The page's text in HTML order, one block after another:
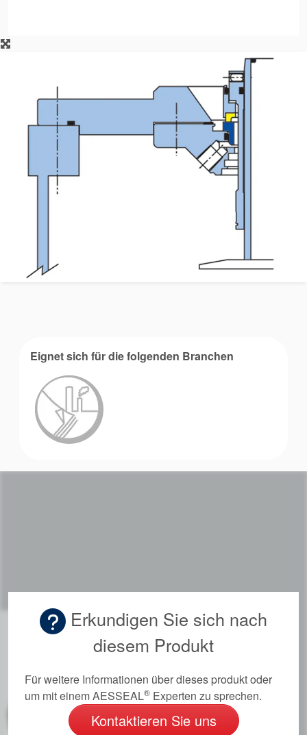
Produktbroschüren
Video
Eignet sich für die folgenden Branchen
Erkundigen Sie sich nach
diesem Produkt
Für weitere Informationen über dieses produkt oder
um mit einem AESSEAL® Experten zu sprechen.
Kontaktieren Sie uns